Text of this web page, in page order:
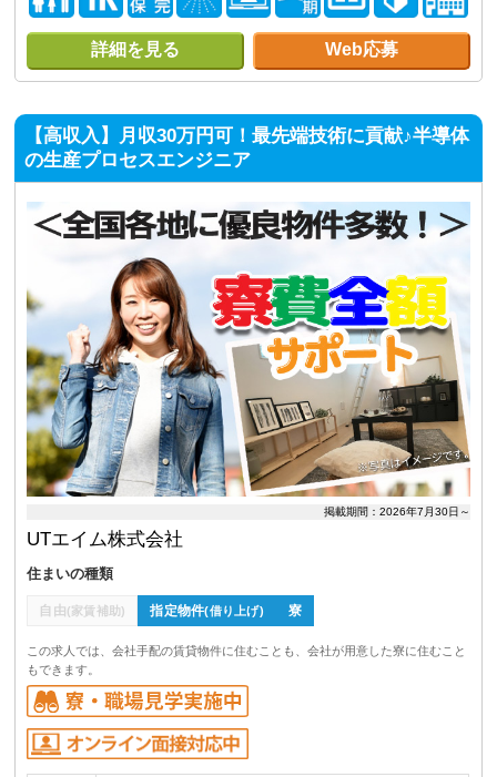
詳細を見る Web応募
【高収入】月収30万円可！最先端技術に貢献♪半導体
の生産プロセスエンジニア
掲載期間：2026年7月30日～
UTエイム株式会社
住まいの種類
自由(家賃補助) 指定物件(借り上げ) 寮
この求人では、会社手配の賃貸物件に住むことも、会社が用意した寮に住むこと
もできます。